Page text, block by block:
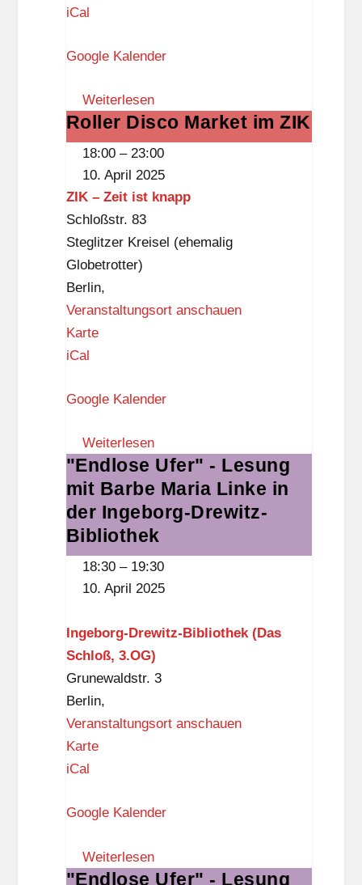
s
c
h
l
ß
,
3
.
O
G
)
i
i
e
n
e
n
t
r
u
m
M
c
t
o
r
G
r
iCal
Google Kalender
Weiterlesen
Roller
Disco
Market
im
ZIK
Roller Disco Market im ZIK
18:00 – 23:00
10. April 2025
ZIK – Zeit ist knapp
Schloßstr. 83
Steglitzer Kreisel (ehemalig
Globetrotter)
Berlin,
Veranstaltungsort anschauen
KarteZ
–
e
i
s
t
a
p
p
iCal
Google Kalender
Weiterlesen
"Endlose
Ufer"
-
Lesung
mit
"Endlose Ufer" - Lesung
mit Barbe Maria Linke in
der Ingeborg-Drewitz-
Bibliothek
18:30 – 19:30
10. April 2025
Ingeborg-Drewitz-Bibliothek (Das
Schloß, 3.OG)
Grunewaldstr. 3
Berlin,
Veranstaltungsort anschauen
KarteI
e
o
r
iCal
Google Kalender
Weiterlesen
"Endlose
"Endlose Ufer" - Lesung